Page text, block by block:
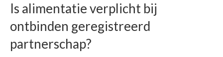
Is alimentatie verplicht bij
ontbinden geregistreerd
partnerschap?